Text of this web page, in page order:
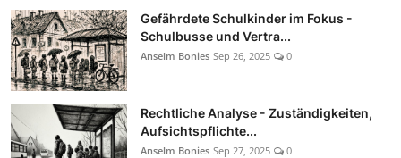
Gefährdete Schulkinder im Fokus -
Schulbusse und Vertra...
Anselm Bonies Sep 26, 2025 0
Rechtliche Analyse - Zuständigkeiten,
Aufsichtspflichte...
Anselm Bonies Sep 27, 2025 0